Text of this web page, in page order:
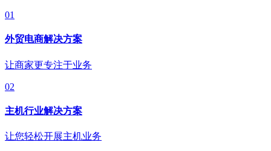
01
外贸电商解决方案
让商家更专注于业务
02
主机行业解决方案
让您轻松开展主机业务